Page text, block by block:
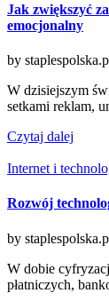
Jak zwiększyć
emocjonalny
by
W dzisiejszym
setkami reklam,
Czytaj dalej
Categories
Internet i
Rozwój
by
W dobie
płatniczych,